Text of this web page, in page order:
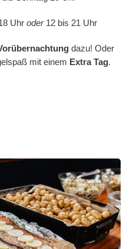
Uhr oder12 bis 21 Uhr
dazu! Oder
mit einem Extra Tag.